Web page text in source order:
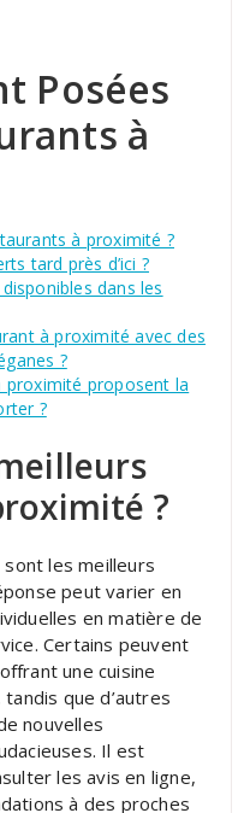
Posées
à
à proximité ?
tard près d’ici ?
dans les
à proximité avec des
?
proximité proposent la
?
?
sont les meilleurs
peut varier en
en matière de
Certains peuvent
une cuisine
que d’autres
nouvelles
Il est
les avis en ligne,
à des proches